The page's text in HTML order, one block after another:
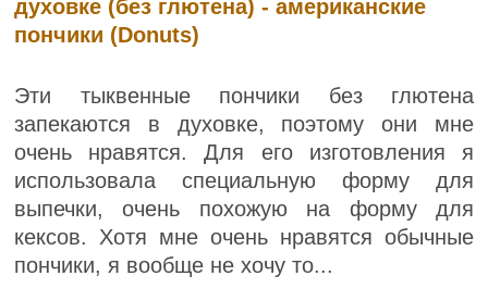
духовке (без глютена) - американские
пончики (Donuts)
Эти тыквенные пончики без глютена
запекаются в духовке, поэтому они мне
очень нравятся. Для его изготовления я
использовала специальную форму для
выпечки, очень похожую на форму для
кексов. Хотя мне очень нравятся обычные
пончики, я вообще не хочу то...